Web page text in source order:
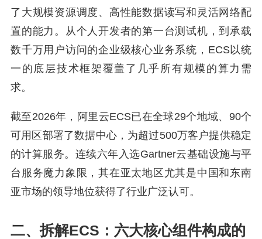
了大规模资源调度、高性能数据读写和灵活网络配
置的能力。从个人开发者的第一台测试机，到承载
数千万用户访问的企业级核心业务系统，ECS以统
一的底层技术框架覆盖了几乎所有规模的算力需
求。
截至2026年，阿里云ECS已在全球29个地域、90个
可用区部署了数据中心，为超过500万客户提供稳定
的计算服务。连续六年入选Gartner云基础设施与平
台服务魔力象限，其在亚太地区尤其是中国和东南
亚市场的领导地位获得了行业广泛认可。
二、拆解ECS：六大核心组件构成的